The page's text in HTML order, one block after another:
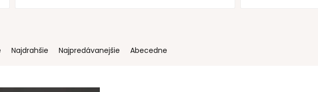
Najdrahšie Najpredávanejšie Abecedne